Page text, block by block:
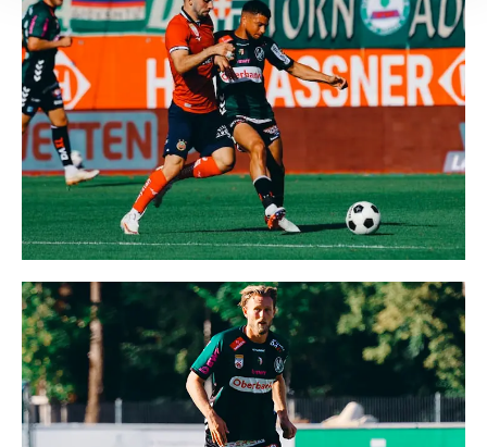
Empfänger entnehmen Sie unserer
Datenschutzerklärung.